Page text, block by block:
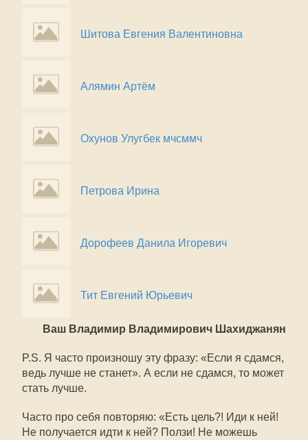
Шитова Евгения Валентиновна
Алямин Артём
Охунов Улугбек мчсммч
Петрова Ирина
Дорофеев Данила Игоревич
Тит Евгений Юрьевич
Ваш Владимир Владимирович Шахиджанян
P.S. Я часто произношу эту фразу: «Если я сдамся,
ведь лучше не станет». А если не сдамся, то может
стать лучше.
Часто про себя повторяю: «Есть цель?! Иди к ней!
Не получается идти к ней? Ползи! Не можешь